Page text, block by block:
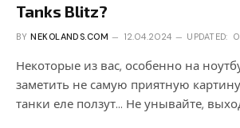
Tanks Blitz?
BY NEKOLANDS.COM 12.04.2024 UPDATED:
Некоторые из вас, особенно на
заметить не самую приятную
танки еле ползут… Не унывайте,